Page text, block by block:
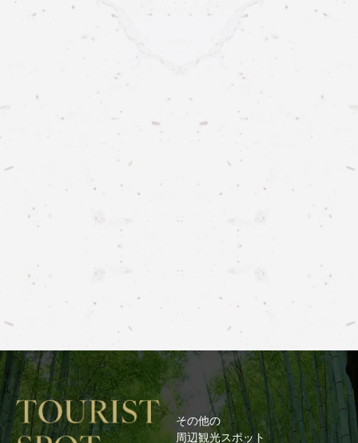
その他の
周辺観光スポット